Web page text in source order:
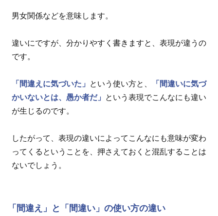
男女関係などを意味します。
違いにですが、分かりやすく書きますと、表現が違うの
です。
「間違えに気づいた」 という使い方と、
「間違いに気づ
かいないとは、愚か者だ」
という表現でこんなにも違い
が生じるのです。
したがって、表現の違いによってこんなにも意味が変わ
ってくるということを、押さえておくと混乱することは
ないでしょう。
「間違え」と「間違い」の使い方の違い